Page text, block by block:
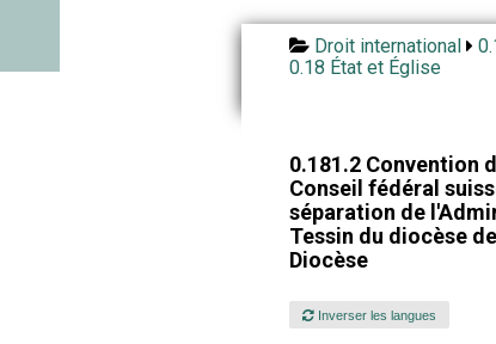
Droit international
0.18 État et Église
0.181.2 Convention
Conseil fédéral
séparation de
Tessin du diocèse
Diocèse
Inverser les langues